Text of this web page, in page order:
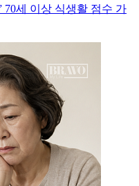
70세 이상 식생활 점수 가